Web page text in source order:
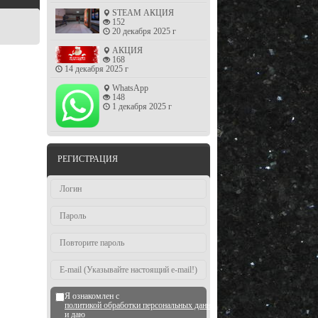
STEAM АКЦИЯ
152
20 декабря 2025 г
АКЦИЯ
168
14 декабря 2025 г
WhatsApp
148
1 декабря 2025 г
РЕГИСТРАЦИЯ
Я ознакомлен с
политикой обработки персональных данных
и даю